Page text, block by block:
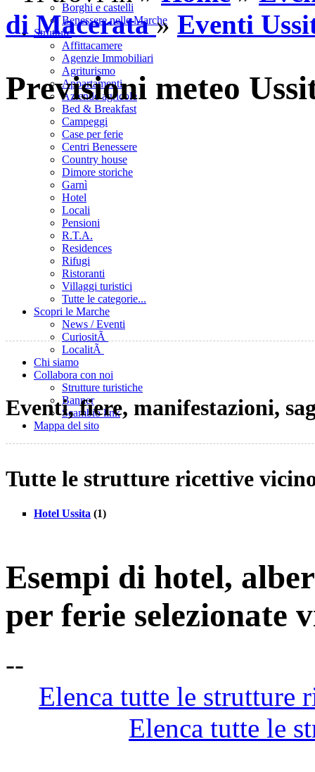
Borghi e castelli
Benessere nelle Marche
Strutture
Affittacamere
Agenzie Immobiliari
Agriturismo
Appartamenti
Aziende agricole
Bed & Breakfast
Campeggi
Case per ferie
Centri Benessere
Country house
Dimore storiche
Garnì
Hotel
Locali
Pensioni
R.T.A.
Residences
Rifugi
Ristoranti
Villaggi turistici
Tutte le categorie...
Scopri le Marche
News / Eventi
CuriositÃ
LocalitÃ
Chi siamo
Collabora con noi
Strutture turistiche
Banner
Scambio link
Mappa del sito
di Macerata » Eventi
Previsioni meteo
Eventi, fiere, manifestazioni,
Tutte le strutture ricettive
Hotel Ussita (1)
Esempi di hotel,
per ferie selezionate
--
Elenca tutte le
Elenca tutte le